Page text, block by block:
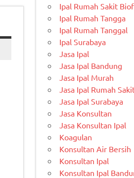
Ipal Rumah Sakit
Ipal Rumah Tangga
Ipal Rumah Tanggal
Ipal Surabaya
Jasa Ipal
Jasa Ipal Bandung
Jasa Ipal Murah
Jasa Ipal Rumah
Jasa Ipal Surabaya
Jasa Konsultan
Jasa Konsultan Ipal
Koagulan
Konsultan Air Bersih
Konsultan Ipal
Konsultan Ipal